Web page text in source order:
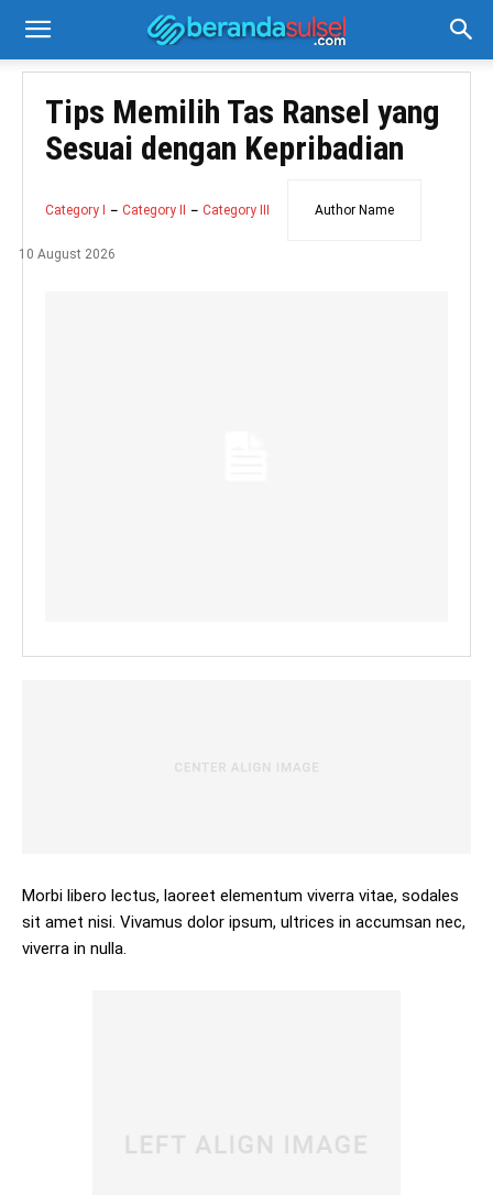
Tips Memilih Tas Ransel yang
Sesuai dengan Kepribadian
Category I Category II Category III Author Name
10 August 2026
Morbi libero lectus, laoreet elementum viverra vitae, sodales
sit amet nisi. Vivamus dolor ipsum, ultrices in accumsan nec,
viverra in nulla.